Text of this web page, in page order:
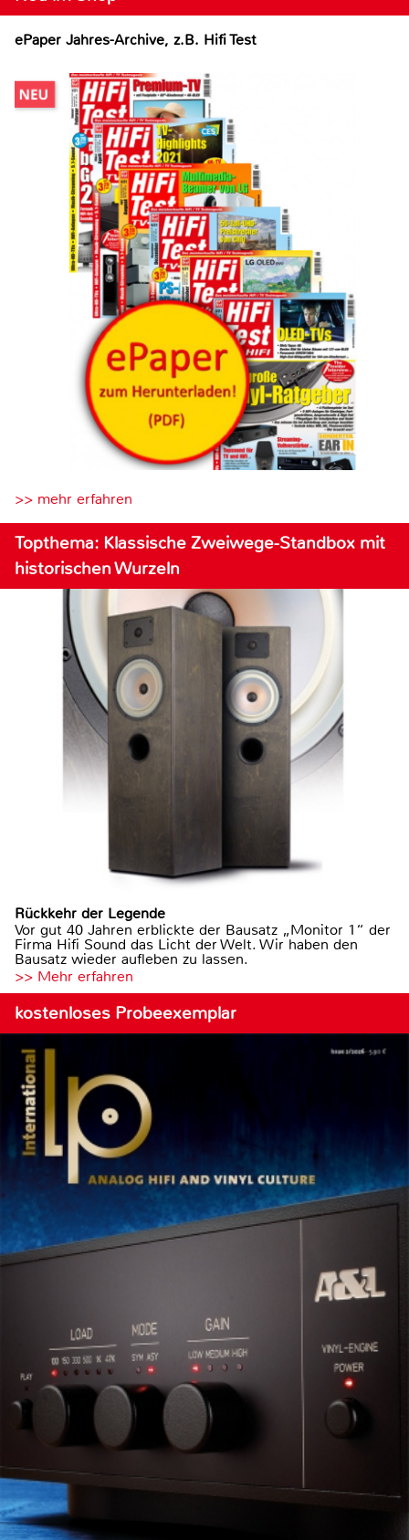
ePaper Jahres-Archive, z.B. Hifi Test
>> mehr erfahren
Topthema: Klassische Zweiwege-Standbox mit
historischen Wurzeln
Rückkehr der Legende
Vor gut 40 Jahren erblickte der Bausatz „Monitor 1“ der
Firma Hifi Sound das Licht der Welt. Wir haben den
Bausatz wieder aufleben zu lassen.
>> Mehr erfahren
kostenloses Probeexemplar